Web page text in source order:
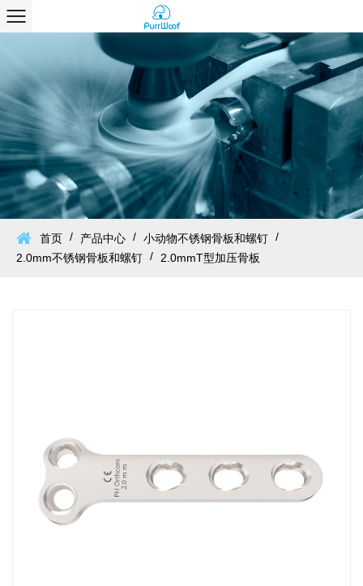
首页 / 产品中心 / 小动物不锈钢骨板和螺钉 /
2.0mm不锈钢骨板和螺钉 / 2.0mmT型加压骨板